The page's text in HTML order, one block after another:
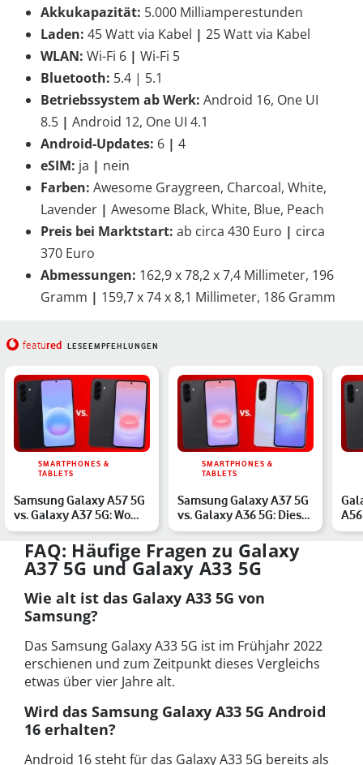
Akkukapazität: 5.000 Milliamperestunden
Laden: 45 Watt via Kabel | 25 Watt via Kabel
WLAN: Wi-Fi 6 | Wi-Fi 5
Bluetooth: 5.4 | 5.1
Betriebssystem ab Werk: Android 16, One UI
8.5 | Android 12, One UI 4.1
Android-Updates: 6 | 4
eSIM: ja | nein
Farben: Awesome Graygreen, Charcoal, White,
Lavender | Awesome Black, White, Blue, Peach
Preis bei Marktstart: ab circa 430 Euro | circa
370 Euro
Abmessungen: 162,9 x 78,2 x 7,4 Millimeter, 196
Gramm | 159,7 x 74 x 8,1 Millimeter, 186 Gramm
featured LESEEMPFEHLUNGEN
SMARTPHONES &
TABLETS
Samsung Galaxy A57 5G
vs. Galaxy A37 5G: Wo
liegen die Unterschie…
SMARTPHONES &
TABLETS
Samsung Galaxy A37 5G
vs. Galaxy A36 5G: Diese
Unterschiede sollt…
FAQ: Häufige Fragen zu Galaxy
A37 5G und Galaxy A33 5G
Wie alt ist das Galaxy A33 5G von
Samsung?
Das Samsung Galaxy A33 5G ist im Frühjahr 2022
erschienen und zum Zeitpunkt dieses Vergleichs
etwas über vier Jahre alt.
Wird das Samsung Galaxy A33 5G Android
16 erhalten?
Android 16 steht für das Galaxy A33 5G bereits als